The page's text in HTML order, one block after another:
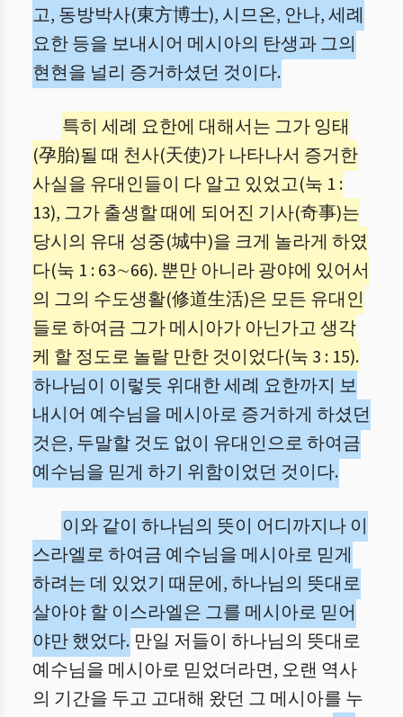
고, 동방박사(東方博士), 시므온, 안나, 세례
요한 등을 보내시어 메시아의 탄생과 그의
현현을 널리 증거하셨던 것이다.
특히 세례 요한에 대해서는 그가 잉태
(孕胎)될 때 천사(天使)가 나타나서 증거한
사실을 유대인들이 다 알고 있었고(눅 1 :
13), 그가 출생할 때에 되어진 기사(奇事)는
당시의 유대 성중(城中)을 크게 놀라게 하였
다(눅 1 : 63∼66). 뿐만 아니라 광야에 있어서
의 그의 수도생활(修道生活)은 모든 유대인
들로 하여금 그가 메시아가 아닌가고 생각
케 할 정도로 놀랄 만한 것이었다(눅 3 : 15).
하나님이 이렇듯 위대한 세례 요한까지 보
내시어 예수님을 메시아로 증거하게 하셨던
것은, 두말할 것도 없이 유대인으로 하여금
예수님을 믿게 하기 위함이었던 것이다.
이와 같이 하나님의 뜻이 어디까지나 이
스라엘로 하여금 예수님을 메시아로 믿게
하려는 데 있었기 때문에, 하나님의 뜻대로
살아야 할 이스라엘은 그를 메시아로 믿어
야만 했었다. 만일 저들이 하나님의 뜻대로
예수님을 메시아로 믿었더라면, 오랜 역사
의 기간을 두고 고대해 왔던 그 메시아를 누